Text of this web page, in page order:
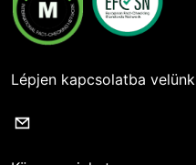
Lépjen kapcsolatba velünk